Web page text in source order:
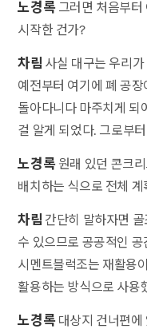
노경록그러면 처음부터
시작한 건가?
차림 사실 대구는 우리
예전부터 여기에 폐 공장
돌아다니다 마주치게 되
걸 알게 되었다. 그로부
노경록원래 있던 콘크
배치하는 식으로 전체
차림 간단히 말하자면
수 있으므로 공공적인
시멘트블럭조는 재활용
활용하는 방식으로 사용
노경록대상지 건너편에